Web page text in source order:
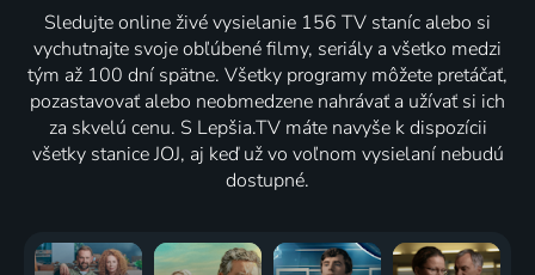
Sledujte online živé vysielanie 156 TV staníc alebo si
vychutnajte svoje obľúbené filmy, seriály a všetko medzi
tým až 100 dní spätne. Všetky programy môžete pretáčať,
pozastavovať alebo neobmedzene nahrávať a užívať si ich
za skvelú cenu. S Lepšia.TV máte navyše k dispozícii
všetky stanice JOJ, aj keď už vo voľnom vysielaní nebudú
dostupné.